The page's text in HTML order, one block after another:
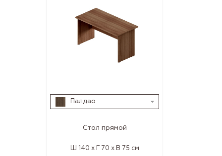
Палдао
Стол прямой
Ш 140 x Г 70 x В 75 см